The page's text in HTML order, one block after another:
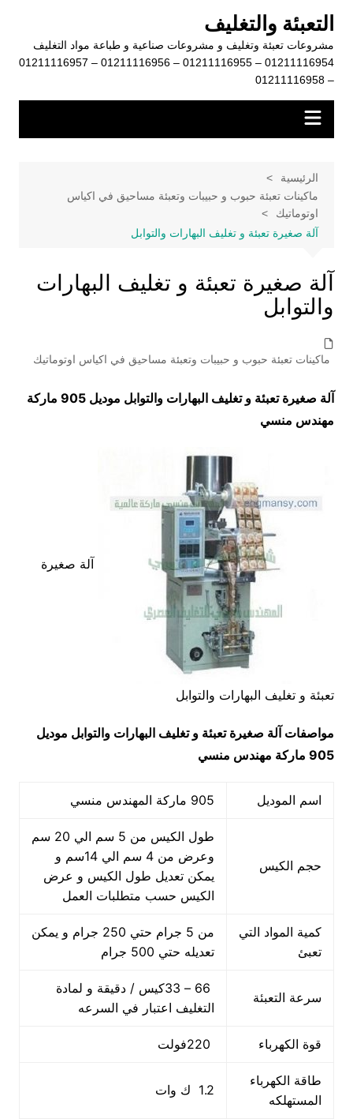
المحتوى
التعبئة والتغليف
مشروعات تعبئة وتغليف و مشروعات صناعية و طباعة مواد التغليف
01211116954 – 01211116955 – 01211116956 – 01211116957
– 01211116958
الرئيسية
ماكينات تعبئة حبوب و حبيبات وتعبئة مساحيق في اكياس
اوتوماتيك
آلة صغيرة تعبئة و تغليف البهارات والتوابل
آلة صغيرة تعبئة و تغليف البهارات
والتوابل
ماكينات تعبئة حبوب و حبيبات وتعبئة مساحيق في اكياس اوتوماتيك
آلة صغيرة تعبئة و تغليف البهارات والتوابل موديل 905 ماركة
مهندس منسي
آلة صغيرة
تعبئة و تغليف البهارات والتوابل
مواصفات آلة صغيرة تعبئة و تغليف البهارات والتوابل موديل
905 ماركة مهندس منسي
اسم الموديل 905 ماركة المهندس منسي
حجم الكيس
طول الكيس من 5 سم الي 20 سم
وعرض من 4 سم الي 14سم و
يمكن تعديل طول الكيس و عرض
الكيس حسب متطلبات العمل
كمية المواد التي
تعبئ
من 5 جرام حتي 250 جرام و يمكن
تعديله حتي 500 جرام
سرعة التعبئة
66 – 33كيس / دقيقة و لمادة
التغليف اعتبار في السرعه
قوة الكهرباء
طاقة الكهرباء
المستهلكه
1.2 ك وات